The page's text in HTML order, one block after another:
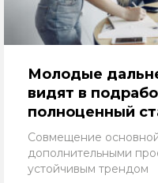
Молодые
видят в
полноценный
Совмещение
дополнительными
устойчивым трендом